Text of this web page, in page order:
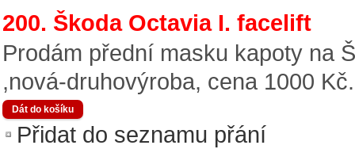
200. Škoda Octavia I. facelift
Prodám přední masku kapoty na
,nová-druhovýroba, cena 1000
Přidat do seznamu přání